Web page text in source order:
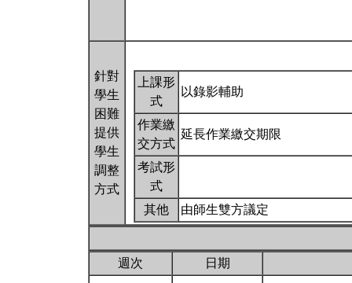
針對
學生
困難
提供
學生
調整
方式
上課形
式
以錄影輔助
作業繳
交方式
延長作業繳交期限
考試形
式
其他
由師生雙方議定
週次 日期